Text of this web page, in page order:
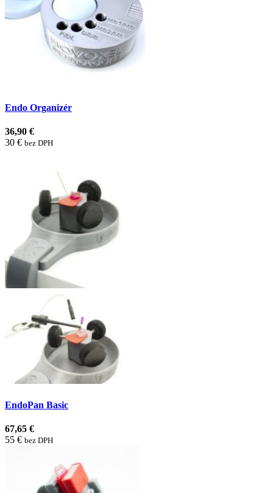
Endo Organizér
36,90 €
30 € bez DPH
EndoPan Basic
67,65 €
55 € bez DPH